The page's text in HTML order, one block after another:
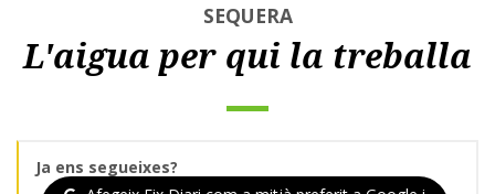
SEQUERA
L'aigua per qui la treballa
Ja ens segueixes?